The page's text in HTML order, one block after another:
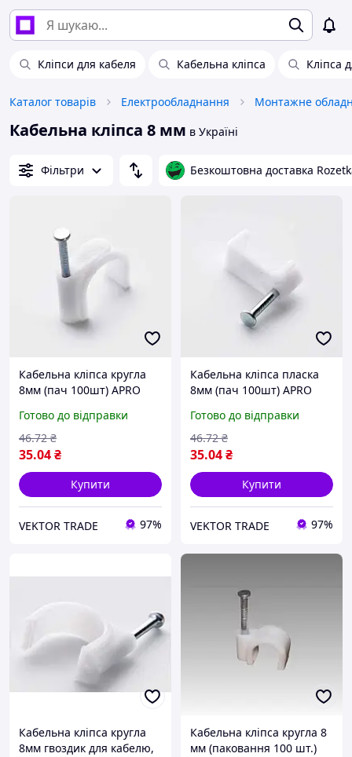
Кліпси для кабеля Кабельна кліпса Кліпса
Каталог товарів Електрообладнання Монтажне
Кабельна кліпса 8 мм в Україні
Фільтри Безкоштовна доставка
Кабельна кліпса кругла
8мм (пач 100шт) APRO
Готово до відправки
35.04₴
46.72 ₴
Купити
VEKTOR TRADE 97%
Кабельна кліпса пласка
8мм (пач 100шт) APRO
Готово до відправки
35.04₴
46.72 ₴
Купити
VEKTOR TRADE 97%
Кабельна кліпса кругла
8мм гвоздик для кабелю,
Кабельна кліпса кругла 8
мм (паковання 100 шт.)